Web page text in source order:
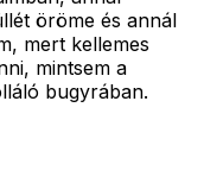
öröme és annál
mert kellemes
mintsem a
bugyrában.